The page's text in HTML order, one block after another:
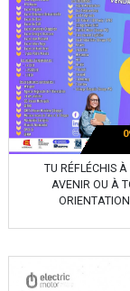
TU RÉFLÉCHIS À
AVENIR OU À